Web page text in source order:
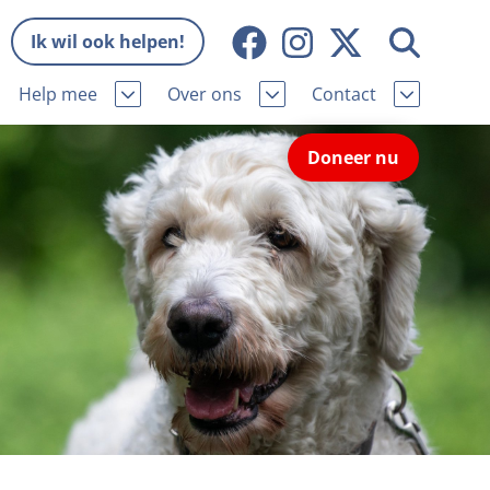
Ik wil ook helpen!
Help mee Over ons
Missie en visie
Wat wij doen
Onze organisatie
Samenwerking
Bekende vrienden
Vacatures
Donateursmagazine Hond
Contact
Contactgegevens
Pers
Nieuws
Veelgestelde vragen
Melding hondenleed
Nieuwsbrief
Incassodata
Doneer nu